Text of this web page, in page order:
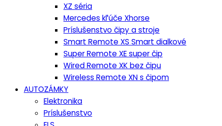
XZ séria
Mercedes kľúče Xhorse
Príslušenstvo čipy a stroje
Smart Remote XS Smart dialkové
Super Remote XE super čip
Wired Remote XK bez čipu
Wireless Remote XN s čipom
AUTOZÁMKY
Elektronika
Príslušenstvo